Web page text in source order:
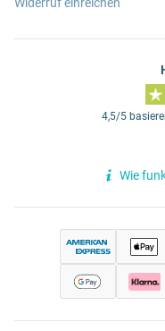
4,5/5
Wie